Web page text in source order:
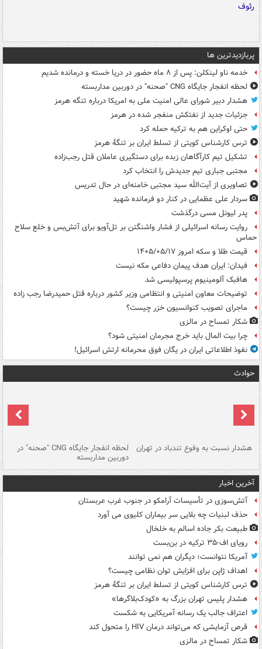
پربازدیدترین ها
خدمه ناو لینکلن: پس از ۸ ماه حضور در دریا خسته و درمانده‌ شدیم
لحظه انفجار جایگاه CNG "صحنه" در دوربین مداربسته
هشدار دبیر شورای عالی امنیت ملی به امریکا درباره تنگه هرمز
جزئیات جدید از نفتکش منفجر شده در هرمز
حتی اوکراین هم به ترکیه حمله کرد
ترس کارشناس کویتی از تسلط ایران بر تنگۀ هرمز
تشکیل تیم کارآگاهان زبده برای دستگیری عاملان قتل رجب‌زاده
مجتبی جباری تیم جدیدش را انتخاب کرد
تصاویری از آیت‌الله سید مجتبی خامنه‌ای در حال تدریس
سردار علی عظمایی در کنار دو فرمانده شهید
پدر لیونل مسی درگذشت
روایت رسانه اسرائیلی از فشار واشنگتن بر تل‌آویو برای آتش‌بس و خلع سلاح
حماس
قیمت طلا و سکه امروز ۱۴۰۵/۰۵/۱۷
فیدان: ایران هدف پیمان دفاعی مکه نیست
هافبک آلومینیوم پرسپولیسی شد
توضیحات معاون امنیتی و انتظامی وزیر کشور درباره قتل حمیدرضا رجب زاده
ماجرای تصویب کنوانسیون خزر چیست؟
شکار تمساح در مالزی
چرا بیت المال باید خرج مجرمان امنیتی شود؟
نفوذ اطلاعاتی ایران در یگان فوق محرمانه ارتش اسرائیل!
حوادث
هشدار نسبت به وفوع تندباد در تهران لحظه انفجار جایگاه CNG "صحنه" در
دوربین مداربسته
آخرین اخبار
آتش‌سوزی در تأسیسات آرامکو در جنوب غرب عربستان
حذف لبنیات چه بلایی سر بیماران کلیوی می آورد
طبیعت بکر جاده اسالم به خلخال
رویای اف-۳۵ ترکیه در بن‌بست
آمریکا نتوانست؛ دیگران هم نمی توانند
اهداف ژاپن برای افزایش توان نظامی چیست؟
ترس کارشناس کویتی از تسلط ایران بر تنگۀ هرمز
هشدار پلیس تهران بزرگ به «کودک‌بلاگرها»
اعتراف جالب یک رسانه آمریکایی به شکست
قرص آزمایشی که می‌تواند درمان HIV را متحول کند
شکار تمساح در مالزی